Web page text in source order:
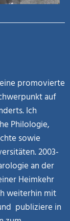
promovierte
auf
Ich
Philologie,
sowie
2003-
an der
Heimkehr
weiterhin mit
publiziere in